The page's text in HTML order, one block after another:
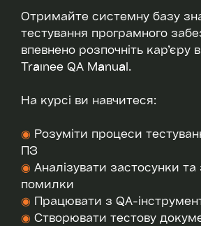
Отримайте системну базу
тестування програмного
впевнено розпочніть кар’єру
Trainee QA Manual.
На курсі ви навчитеся:
◉ Розуміти процеси
ПЗ
◉ Аналізувати застосунки
помилки
◉ Працювати з QA-
◉ Створювати тестову